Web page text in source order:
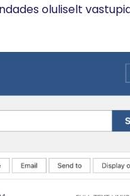
oluliselt